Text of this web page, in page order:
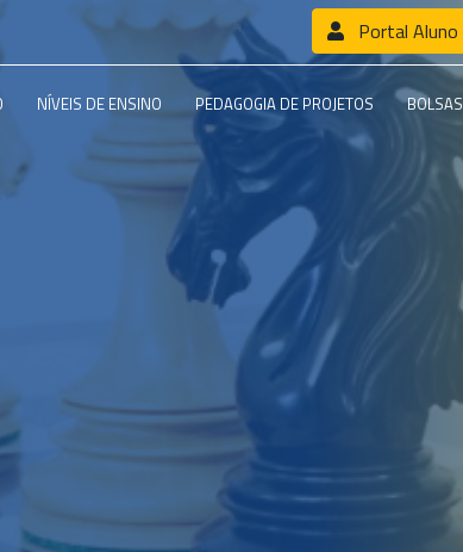
Portal Aluno
NÍVEIS DE ENSINO PEDAGOGIA DE PROJETOS BOLSAS